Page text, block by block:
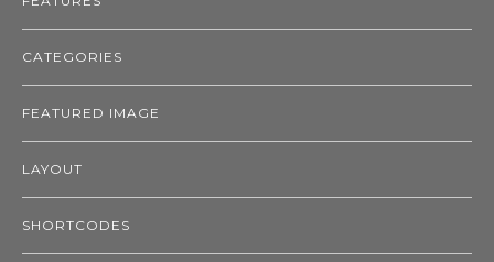
CATEGORIES
FEATURED IMAGE
LAYOUT
SHORTCODES